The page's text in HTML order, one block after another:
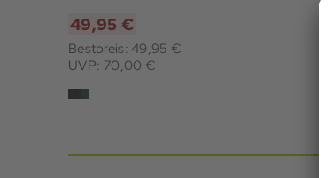
49,95 €
Bestpreis: 49,95 €
UVP: 70,00 €